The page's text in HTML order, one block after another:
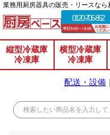
業務⽤厨房器具の販売・リースなら
0120-706-862
縦型冷蔵庫
冷凍庫
横型冷蔵庫
冷凍庫
配送・設備